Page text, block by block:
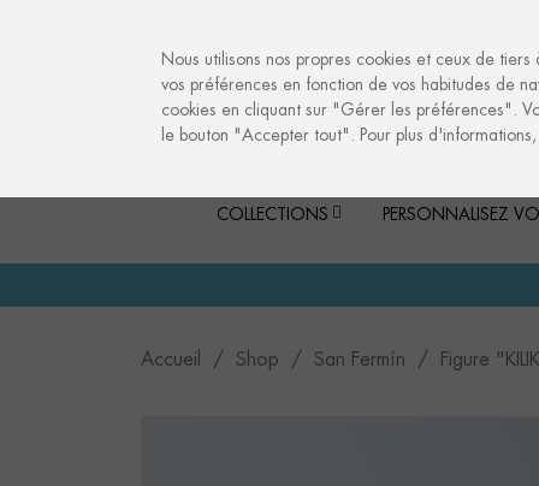
COLLECTIONS PERSONNALISEZ
Accueil Shop San Fermín Figure
Nous utilisons nos propres cookies et ceux de
vos préférences en fonction de vos habitudes de
cookies en cliquant sur "Gérer les préférences".
le bouton "Accepter tout". Pour plus